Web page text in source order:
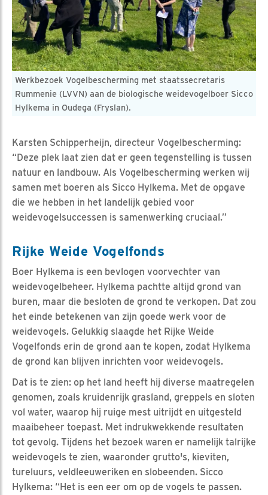
Werkbezoek Vogelbescherming met staatssecretaris
Rummenie (LVVN) aan de biologische weidevogelboer Sicco
Hylkema in Oudega (Fryslan).
Karsten Schipperheijn, directeur Vogelbescherming:
“Deze plek laat zien dat er geen tegenstelling is tussen
natuur en landbouw. Als Vogelbescherming werken wij
samen met boeren als Sicco Hylkema. Met de opgave
die we hebben in het landelijk gebied voor
weidevogelsuccessen is samenwerking cruciaal.”
Rijke Weide Vogelfonds
Boer Hylkema is een bevlogen voorvechter van
weidevogelbeheer. Hylkema pachtte altijd grond van
buren, maar die besloten de grond te verkopen. Dat zou
het einde betekenen van zijn goede werk voor de
weidevogels. Gelukkig slaagde het Rijke Weide
Vogelfonds erin de grond aan te kopen, zodat Hylkema
de grond kan blijven inrichten voor weidevogels.
Dat is te zien: op het land heeft hij diverse maatregelen
genomen, zoals kruidenrijk grasland, greppels en sloten
vol water, waarop hij ruige mest uitrijdt en uitgesteld
maaibeheer toepast. Met indrukwekkende resultaten
tot gevolg. Tijdens het bezoek waren er namelijk talrijke
weidevogels te zien, waaronder grutto's, kieviten,
tureluurs, veldleeuweriken en slobeenden. Sicco
Hylkema: “Het is een eer om op de vogels te passen.